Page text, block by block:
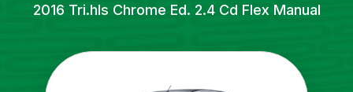
2016 Tri.hls Chrome Ed. 2.4 Cd Flex Manual